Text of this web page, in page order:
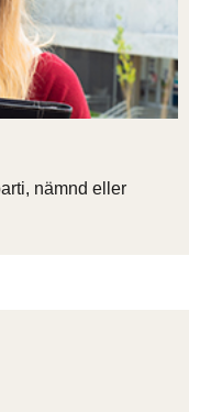
nämnd eller